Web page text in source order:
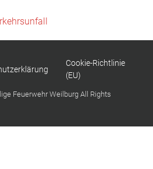
Cookie-Richtlinie
(EU)
Feuerwehr Weilburg All Rights